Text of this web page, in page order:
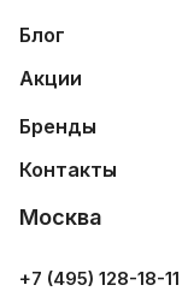
Блог
Акции
Бренды
Контакты
Москва
+7 (495) 128-18-11